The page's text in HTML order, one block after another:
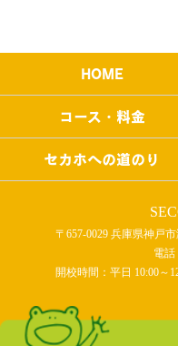
HOME
コース・料金
セカホへの道のり
〒657-0029 兵庫県神戸
電話
開校時間：平日 10:00～